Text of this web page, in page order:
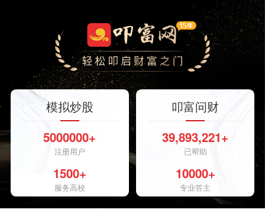
模拟炒股
5000000+
注册用户
1500+
服务高校
叩富问财
39,893,221+
已帮助
10000+
专业答主